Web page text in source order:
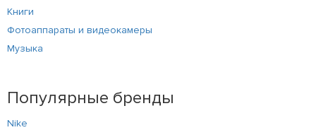
Книги
Фотоаппараты и видеокамеры
Музыка
Популярные бренды
Nike